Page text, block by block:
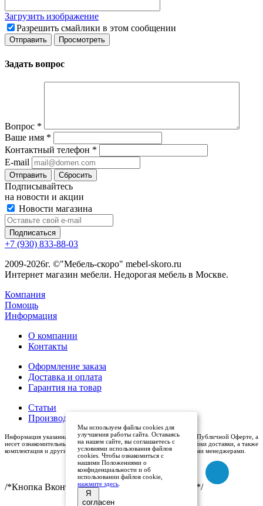
Загрузить изображение
Разрешить смайлики в этом сообщении
Задать вопрос
Вопрос *
Ваше имя *
Контактный телефон *
E-mail
Сбросить
Подписывайтесь
на новости и акции
Новости магазина
+7 (930) 833-88-03
2009-2026г. ©"Мебель-скоро" mebel-skoro.ru
Интернет магазин мебели. Недорогая мебель в Москве.
Компания
Помощь
Информация
О компании
Контакты
Оформление заказа
Доставка и оплата
Гарантия на товар
Статьи
Производители
Информация указанная на сайте (описания и цены), не относится к Публичной Оферте, а
несет ознакомительный характер. Окончательная цена, условия и сроки доставки, а также
комплектация и другие характеристики товаров - уточняются нашими менеджерами.
/*Кнопка Вконтакте (международный логотип)*/
Мы используем файлы cookies для
улучшения работы сайта. Оставаясь
на нашем сайте, вы соглашаетесь с
условиями использования файлов
cookies. Чтобы ознакомиться с
нашими Положениями о
конфиденциальности и об
использовании файлов cookie,
нажмите здесь
Я
согласен